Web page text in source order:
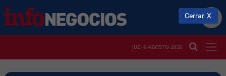
JUE. 6 AGOSTO 2026
Cerrar